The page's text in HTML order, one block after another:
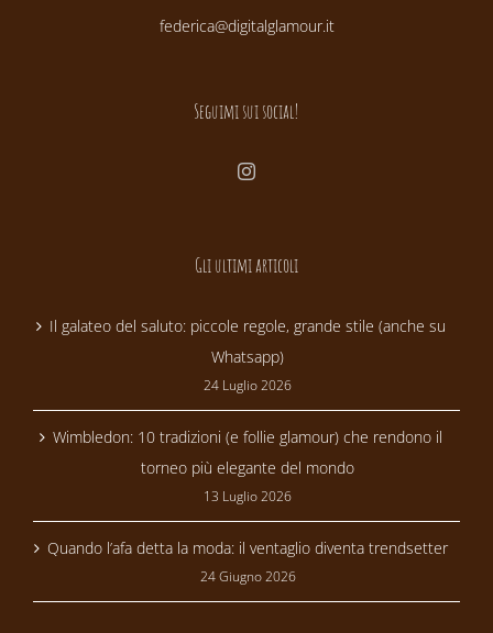
federica@digitalglamour.it
Seguimi sui social!
Gli ultimi articoli
Il galateo del saluto: piccole regole, grande stile (anche su
Whatsapp)
24 Luglio 2026
Wimbledon: 10 tradizioni (e follie glamour) che rendono il
torneo più elegante del mondo
13 Luglio 2026
Quando l’afa detta la moda: il ventaglio diventa trendsetter
24 Giugno 2026